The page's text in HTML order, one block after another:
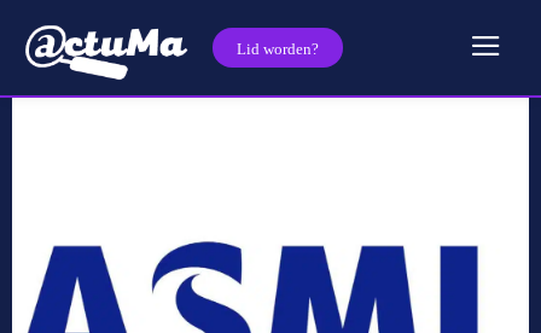
Lid worden?